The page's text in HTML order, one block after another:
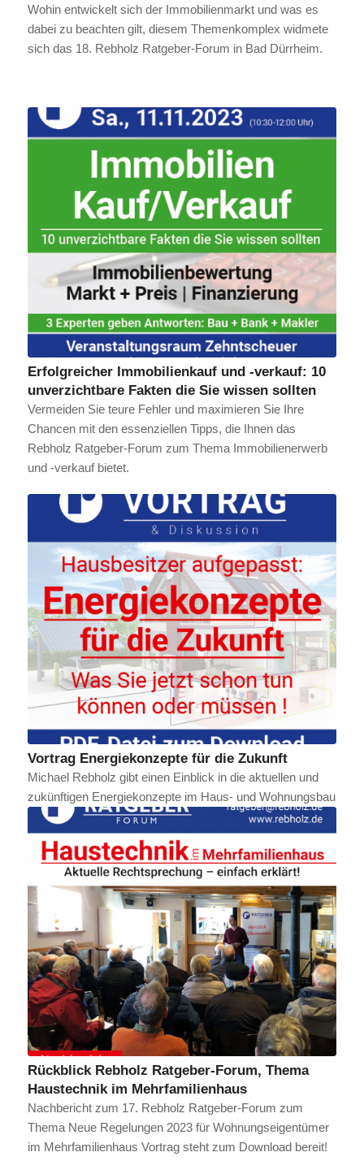
Wohin entwickelt sich der Immobilienmarkt und was es
dabei zu beachten gilt, diesem Themenkomplex widmete
sich das 18. Rebholz Ratgeber-Forum in Bad Dürrheim.
Erfolgreicher Immobilienkauf und -verkauf: 10
unverzichtbare Fakten die Sie wissen sollten
Vermeiden Sie teure Fehler und maximieren Sie Ihre
Chancen mit den essenziellen Tipps, die Ihnen das
Rebholz Ratgeber-Forum zum Thema Immobilienerwerb
und -verkauf bietet.
Vortrag Energiekonzepte für die Zukunft
Michael Rebholz gibt einen Einblick in die aktuellen und
zukünftigen Energiekonzepte im Haus- und Wohnungsbau
Rückblick Rebholz Ratgeber-Forum, Thema
Haustechnik im Mehrfamilienhaus
Nachbericht zum 17. Rebholz Ratgeber-Forum zum
Thema Neue Regelungen 2023 für Wohnungseigentümer
im Mehrfamilienhaus Vortrag steht zum Download bereit!